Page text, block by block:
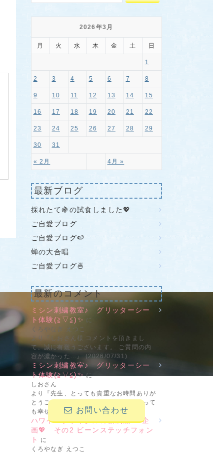
2026年3月
月 火 水 木 金 土 日
« 2月 4月 »
1
2 3 4 5 6 7 8
9 10 11 12 13 14 15
16 17 18 19 20 21 22
23 24 25 26 27 28 29
30 31
最新ブログ
採れたて🍇の試食しました💖
ご自愛ブログ
ご自愛ブログ🍉
蝉の大合唱
ご自愛ブログ🍜
最新のコメント
ミシン刺繍教室♪ グリッターシー
ト体験(≧▽≦)✨ に
くろやなぎ えつこ
より『しおさん様 コメントを頂きまし
て、誠に有難うございます。 ご質問の内
容が濃かった...』 (2026/07/31)
ミシン刺繍教室♪ グリッターシー
ト体験(≧▽≦)✨に
しおさん
より『先生、とっても貴重なお時間ありが
とうございました。帰りの電車で、とって
も幸せな(...』 (2026/07/30)
ハワイ＆ブライダルの新刺繍CD企
画💖 その2 ビーンステッチフォン
ト
に
くろやなぎ えつこ
お問い合わせ